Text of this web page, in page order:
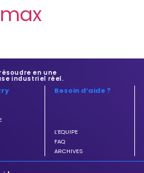
en une
industriel réel.
Besoin d’aide ?
L’EQUIPE
FAQ
ARCHIVES